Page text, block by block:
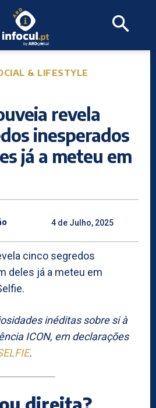
& LIFESTYLE
revela
inesperados
já a meteu em
4 de Julho, 2025
cinco segredos
deles já a meteu em
inéditas sobre si à
ICON, em declarações
.